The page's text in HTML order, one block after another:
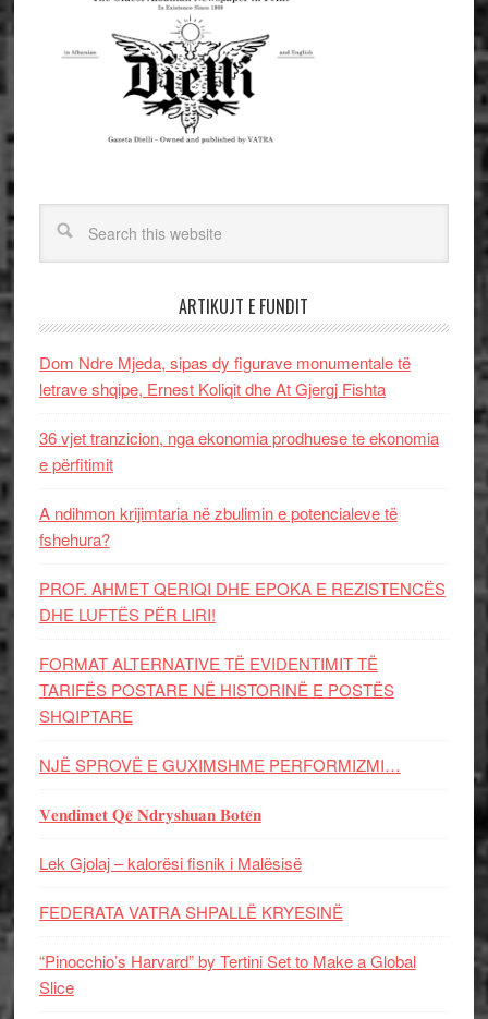
ARTIKUJT E FUNDIT
Dom Ndre Mjeda, sipas dy figurave monumentale të
letrave shqipe, Ernest Koliqit dhe At Gjergj Fishta
36 vjet tranzicion, nga ekonomia prodhuese te ekonomia
e përfitimit
A ndihmon krijimtaria në zbulimin e potencialeve të
fshehura?
PROF. AHMET QERIQI DHE EPOKA E REZISTENCЁS
DHE LUFTЁS PЁR LIRI!
FORMAT ALTERNATIVE TË EVIDENTIMIT TË
TARIFËS POSTARE NË HISTORINË E POSTËS
SHQIPTARE
NJË SPROVË E GUXIMSHME PERFORMIZMI…
𝐕𝐞𝐧𝐝𝐢𝐦𝐞𝐭 𝐐𝐞̈ 𝐍𝐝𝐫𝐲𝐬𝐡𝐮𝐚𝐧 𝐁𝐨𝐭𝐞̈𝐧
Lek Gjolaj – kalorësi fisnik i Malësisë
FEDERATA VATRA SHPALLË KRYESINË
“Pinocchio’s Harvard” by Tertini Set to Make a Global
Slice